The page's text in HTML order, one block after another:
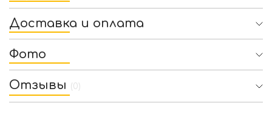
Доставка и оплата
Фото
Отзывы (0)